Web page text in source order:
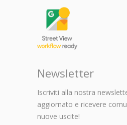
Newsletter
Iscriviti alla nostra
aggiornato e ricevere
nuove uscite!